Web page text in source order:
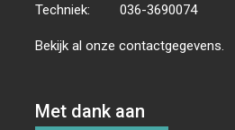
Techniek:
036-3690074
Bekijk al onzecontactgegevens
Met dank aan